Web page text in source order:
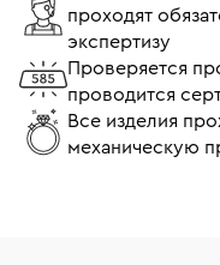
проходят
экспертизу
Проверяется
проводится
Все изделия
механическую